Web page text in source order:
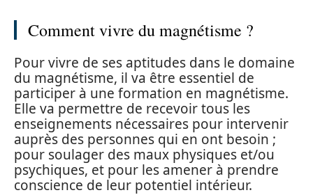
Comment vivre du magnétisme ?
Pour vivre de ses aptitudes dans le domaine
du magnétisme, il va être essentiel de
participer à une formation en magnétisme.
Elle va permettre de recevoir tous les
enseignements nécessaires pour intervenir
auprès des personnes qui en ont besoin ;
pour soulager des maux physiques et/ou
psychiques, et pour les amener à prendre
conscience de leur potentiel intérieur.